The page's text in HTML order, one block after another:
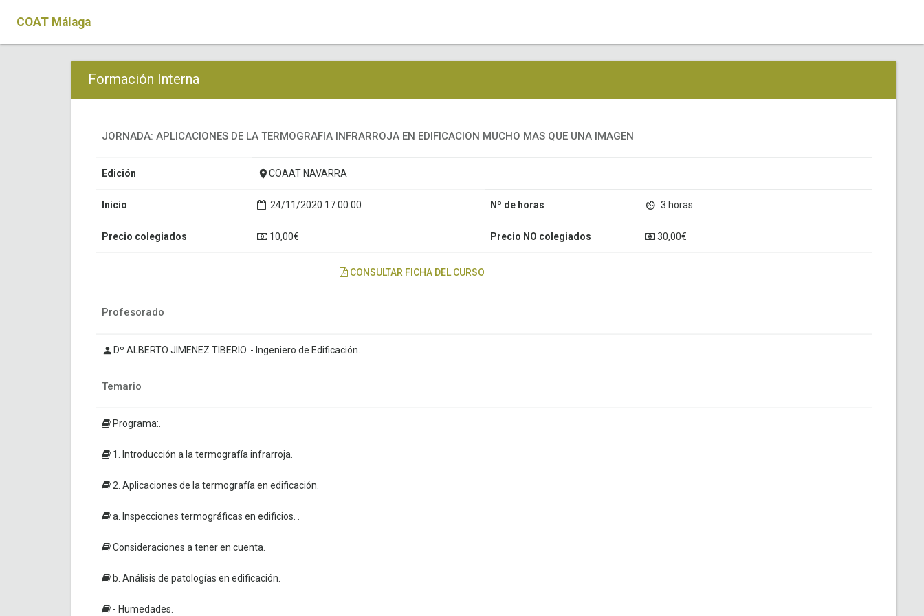
COAT Málaga
Formación Interna
JORNADA: APLICACIONES DE LA TERMOGRAFIA INFRARROJA EN EDIFICACION MUCHO MAS QUE UNA IMAGEN
Edición COAAT NAVARRA
Inicio 24/11/2020 17:00:00 Nº de horas 3 horas
Precio colegiados 10,00€ Precio NO colegiados 30,00€
CONSULTAR FICHA DEL CURSO
Profesorado
Dº ALBERTO JIMENEZ TIBERIO. - Ingeniero de Edificación.
Temario
Programa:.
1. Introducción a la termografía infrarroja.
2. Aplicaciones de la termografía en edificación.
a. Inspecciones termográficas en edificios. .
Consideraciones a tener en cuenta.
b. Análisis de patologías en edificación.
- Humedades.